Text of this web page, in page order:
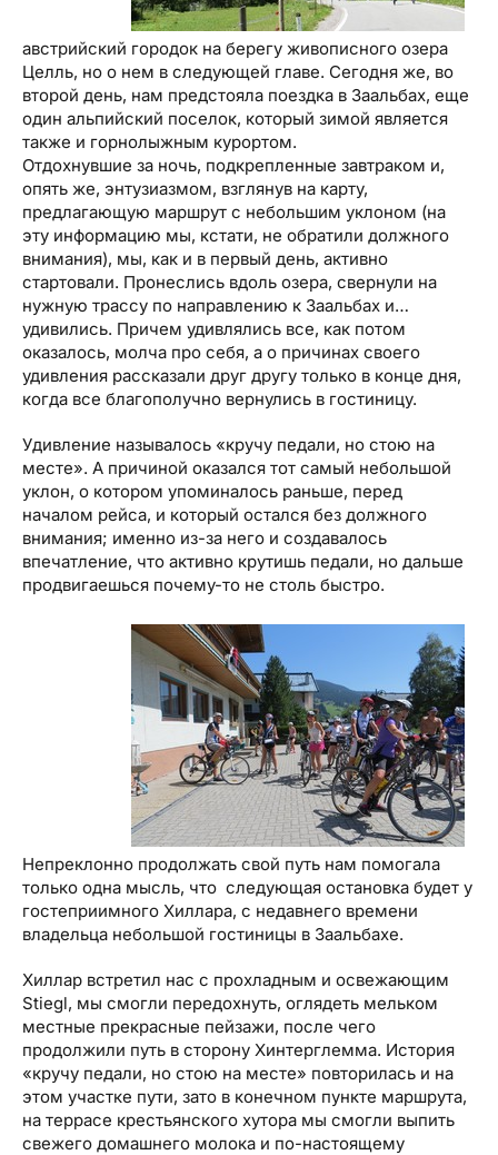
австрийский городок на берегу живописного озера
Целль, но о нем в следующей главе. Сегодня же, во
второй день, нам предстояла поездка в Заальбах, еще
один альпийский поселок, который зимой является
также и горнолыжным курортом.
Отдохнувшие за ночь, подкрепленные завтраком и,
опять же, энтузиазмом, взглянув на карту,
предлагающую маршрут с небольшим уклоном (на
эту информацию мы, кстати, не обратили должного
внимания), мы, как и в первый день, активно
стартовали. Пронеслись вдоль озера, свернули на
нужную трассу по направлению к Заальбах и…
удивились. Причем удивлялись все, как потом
оказалось, молча про себя, а о причинах своего
удивления рассказали друг другу только в конце дня,
когда все благополучно вернулись в гостиницу.
Удивление называлось «кручу педали, но стою на
месте». А причиной оказался тот самый небольшой
уклон, о котором упоминалось раньше, перед
началом рейса, и который остался без должного
внимания; именно из-за него и создавалось
впечатление, что активно крутишь педали, но дальше
продвигаешься почему-то не столь быстро.
Непреклонно продолжать свой путь нам помогала
только одна мысль, что следующая остановка будет у
гостеприимного Хиллара, с недавнего времени
владельца небольшой гостиницы в Заальбахе.
Хиллар встретил нас с прохладным и освежающим
Stiegl, мы смогли передохнуть, оглядеть мельком
местные прекрасные пейзажи, после чего
продолжили путь в сторону Хинтерглемма. История
«кручу педали, но стою на месте» повторилась и на
этом участке пути, зато в конечном пункте маршрута,
на террасе крестьянского хутора мы смогли выпить
свежего домашнего молока и по-настоящему